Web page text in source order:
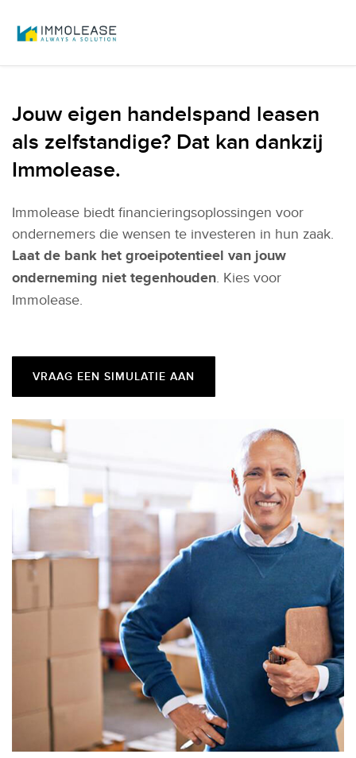
Jouw eigen handelspand leasen
als zelfstandige? Dat kan dankzij
Immolease.
Immolease biedt financieringsoplossingen voor
ondernemers die wensen te investeren in hun zaak.
Laat de bank het groeipotentieel van jouw
onderneming niet tegenhouden. Kies voor
Immolease.
VRAAG EEN SIMULATIE AAN